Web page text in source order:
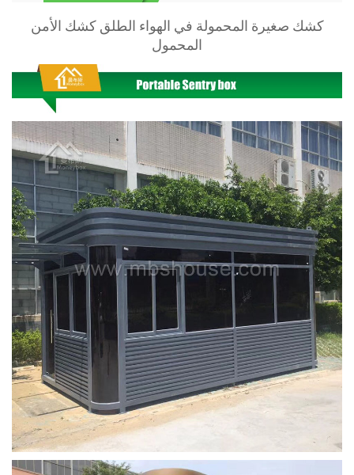
كشك صغيرة المحمولة في الهواء الطلق كشك الأمن
المحمول